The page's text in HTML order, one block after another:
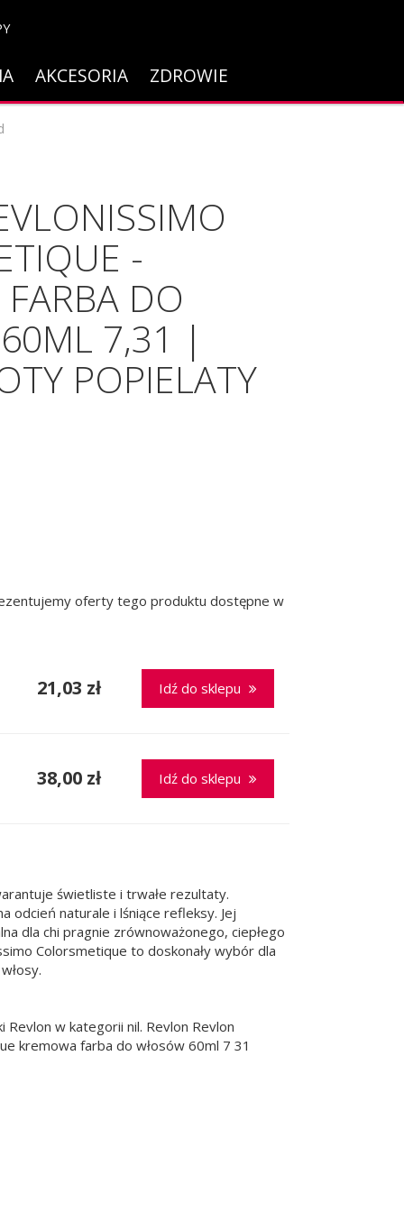
AKCESORIA ZDROWIE
-
DO
7,31 |
POPIELATY
oferty tego produktu dostępne w
21,03 zł Idź do sklepu
38,00 zł Idź do sklepu
świetliste i trwałe rezultaty.
odcień naturale i lśniące refleksy. Jej
dla chi pragnie zrównoważonego, ciepłego
Colorsmetique to doskonały wybór dla
w kategorii nil. Revlon Revlon
kremowa farba do włosów 60ml 7 31